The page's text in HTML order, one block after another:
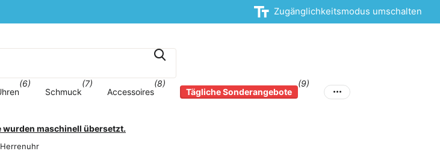
Zugänglichkeitsmodus umschalten
(6)
Schmuck
(7)
Accessoires
(8)
Tägliche Sonderangebote
(9)
wurden maschinell übersetzt.